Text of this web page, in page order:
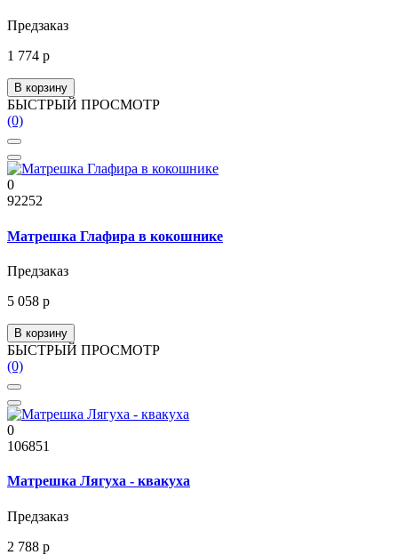
Предзаказ
1 774 р
В корзину
БЫСТРЫЙ ПРОСМОТР
(0)
0
92252
Матрешка Глафира в кокошнике
Предзаказ
5 058 р
В корзину
БЫСТРЫЙ ПРОСМОТР
(0)
0
106851
Матрешка Лягуха - квакуха
Предзаказ
2 788 р